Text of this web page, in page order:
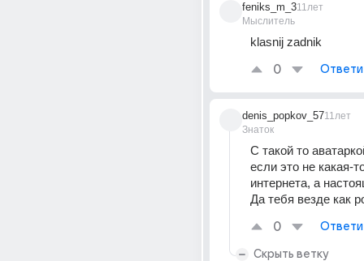
feniks_m_3
Мыслитель
11лет
klasnij zadnik
0
denis_popkov_57
Знаток
11лет
С такой то
если это не какая-
интернета, а
Да тебя везде как
0
Скрыть ветку